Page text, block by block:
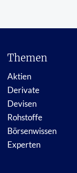
Themen
Aktien
Derivate
Devisen
Rohstoffe
Börsenwissen
Experten